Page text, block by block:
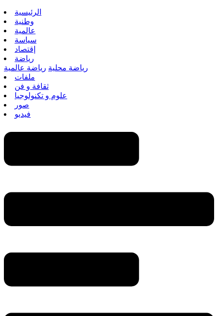
الرئيسية
وطنية
عالمية
سياسة
إقتصاد
رياضة
رياضة محلية رياضة عالمية
ملفات
ثقافة و فن
علوم و تكنولوجيا
صور
فيديو